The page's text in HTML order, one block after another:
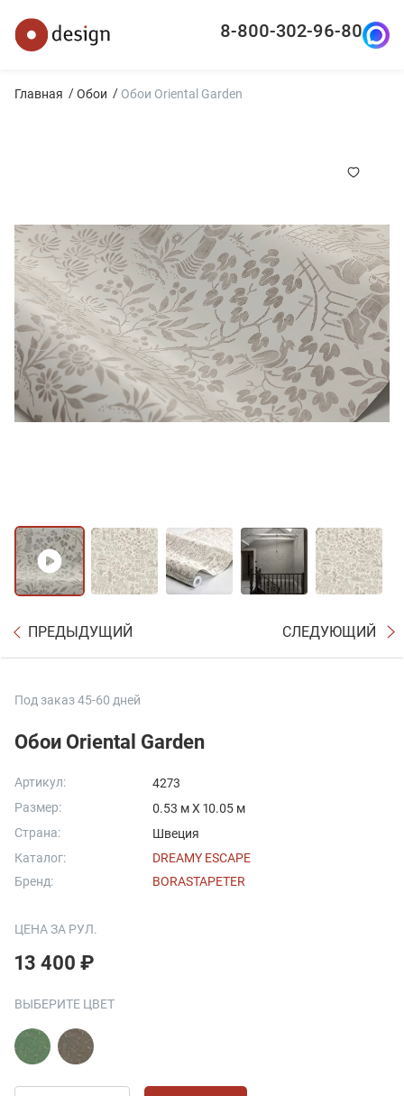
8-800-302-96-80
Главная Обои Обои Oriental Garden
ПРЕДЫДУЩИЙ СЛЕДУЮЩИЙ
Под заказ 45-60 дней
Обои Oriental Garden
Артикул:
4273
Размер:
0.53 м X 10.05 м
Страна:
Швеция
Каталог:
DREAMY ESCAPE
Бренд:
BORASTAPETER
ЦЕНА ЗА РУЛ.
13 400 ₽
ВЫБЕРИТЕ ЦВЕТ